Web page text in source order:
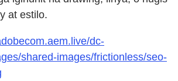
at estilo.
dc-
shared-images/frictionless/seo-